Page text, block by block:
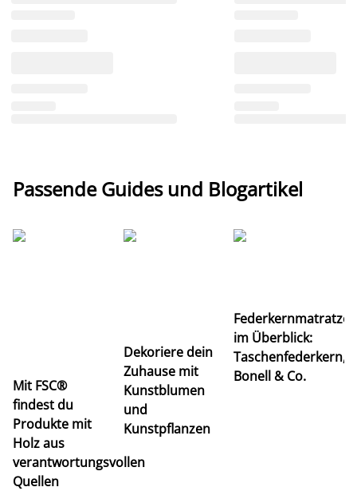
Passende Guides und Blogartikel
Mit FSC®
findest du
Produkte mit
Holz aus
verantwortungsvollen
Quellen
Dekoriere dein
Zuhause mit
Kunstblumen
und
Kunstpflanzen
im Überblick:
Taschenfederkern,
Bonell & Co.